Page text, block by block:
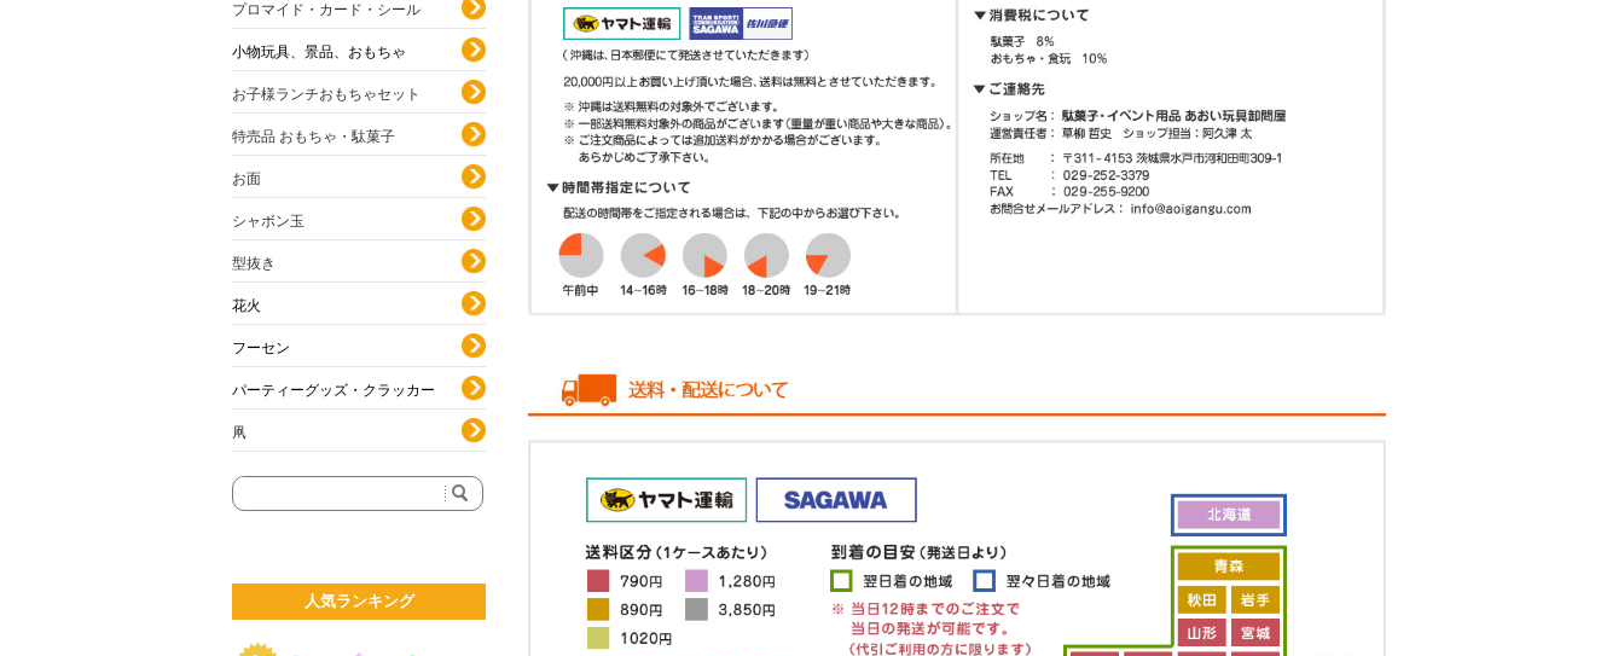
プロマイド・カード・シール
小物玩具、景品、おもちゃ
お子様ランチおもちゃセット
特売品 おもちゃ・駄菓子
お面
シャボン玉
型抜き
花火
フーセン
パーティーグッズ・クラッカー
凧
人気ランキング